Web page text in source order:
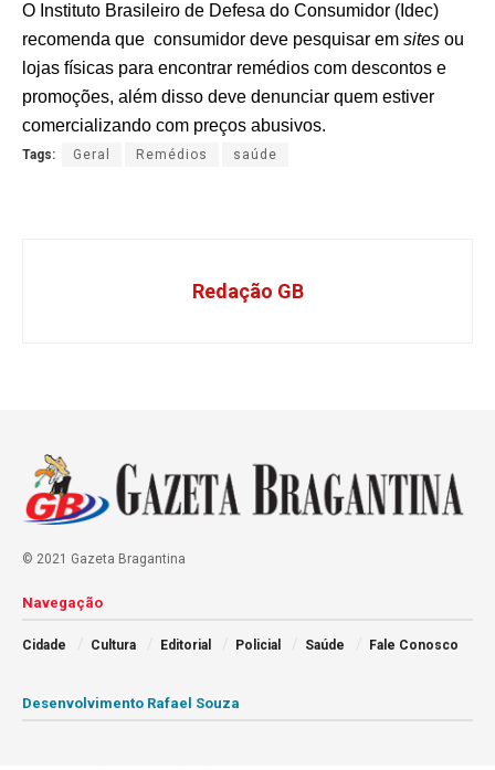
O Instituto Brasileiro de Defesa do Consumidor (Idec)
recomenda que consumidor deve pesquisar em sites ou
lojas físicas para encontrar remédios com descontos e
promoções, além disso deve denunciar quem estiver
comercializando com preços abusivos.
Tags: Geral Remédios saúde
Redação GB
© 2021 Gazeta Bragantina
Navegação
Cidade Cultura Editorial Policial Saúde Fale Conosco
Desenvolvimento Rafael Souza